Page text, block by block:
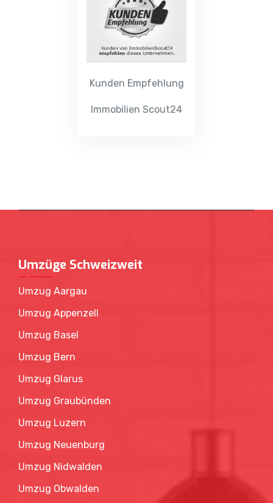
Kunden Empfehlung
Immobilien Scout24
Umzüge Schweizweit
Umzug Aargau
Umzug Appenzell
Umzug Basel
Umzug Bern
Umzug Glarus
Umzug Graubünden
Umzug Luzern
Umzug Neuenburg
Umzug Nidwalden
Umzug Obwalden